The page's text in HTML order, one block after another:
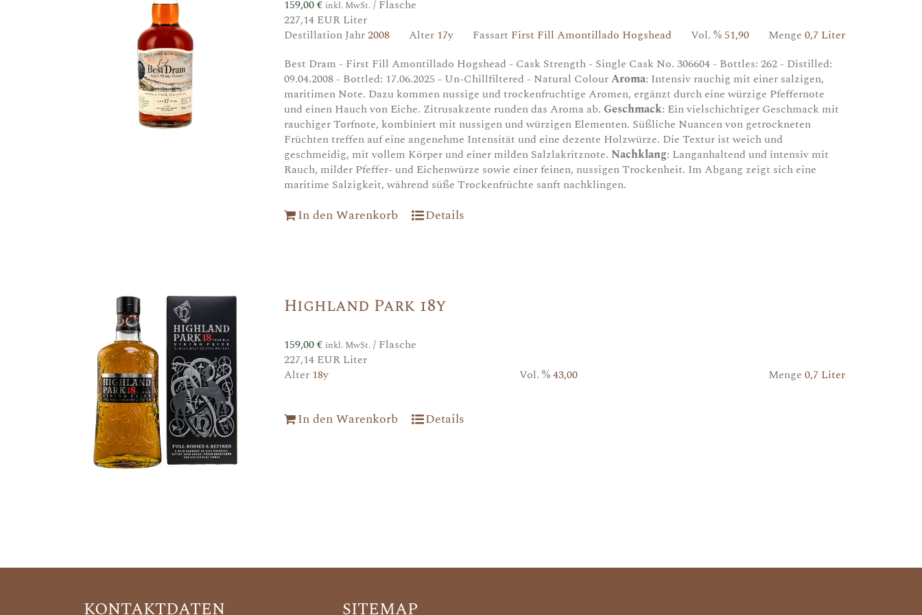
159,00€ inkl. MwSt. / Flasche
227,14 EUR Liter
Destillation Jahr2008 Alter 17y Fassart First Fill Amontillado Hogshead Vol. % 51,90 Menge 0,7 Liter
Best Dram - First Fill Amontillado Hogshead - Cask Strength - Single Cask No. 306604 - Bottles: 262 - Distilled:
09.04.2008 - Bottled: 17.06.2025 - Un-Chillfiltered - Natural ColourAroma: Intensiv rauchig mit einer salzigen,
maritimen Note. Dazu kommen nussige und trockenfruchtige Aromen, ergänzt durch eine würzige Pfeffernote
und einen Hauch von Eiche. Zitrusakzente runden das Aroma ab.Geschmack: Ein vielschichtiger Geschmack mit
rauchiger Torfnote, kombiniert mit nussigen und würzigen Elementen. Süßliche Nuancen von getrockneten
Früchten treffen auf eine angenehme Intensität und eine dezente Holzwürze. Die Textur ist weich und
geschmeidig, mit vollem Körper und einer milden Salzlakritznote. Nachklang: Langanhaltend und intensiv mit
Rauch, milder Pfeffer- und Eichenwürze sowie einer feinen, nussigen Trockenheit. Im Abgang zeigt sich eine
maritime Salzigkeit, während süße Trockenfrüchte sanft nachklingen.
In den Warenkorb Details
Highland Park 18y
159,00€ inkl. MwSt. / Flasche
227,14 EUR Liter
Alter 18y Vol. %43,00 Menge 0,7 Liter
In den Warenkorb Details
KONTAKTDATEN SITEMAP